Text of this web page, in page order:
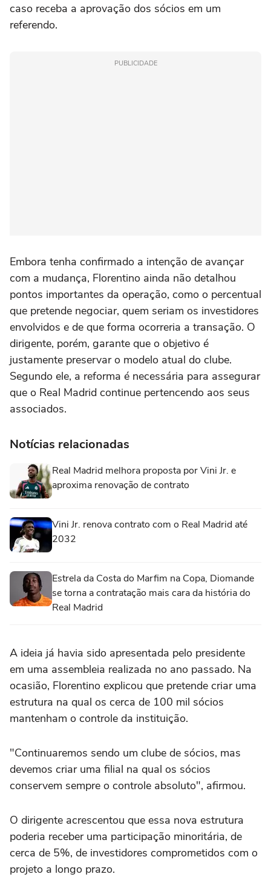
caso receba a aprovação dos sócios em um
referendo.
PUBLICIDADE
Embora tenha confirmado a intenção de avançar
com a mudança, Florentino ainda não detalhou
pontos importantes da operação, como o percentual
que pretende negociar, quem seriam os investidores
envolvidos e de que forma ocorreria a transação. O
dirigente, porém, garante que o objetivo é
justamente preservar o modelo atual do clube.
Segundo ele, a reforma é necessária para assegurar
que o Real Madrid continue pertencendo aos seus
associados.
Notícias relacionadas
Real Madrid melhora proposta por Vini Jr. e
aproxima renovação de contrato
Vini Jr. renova contrato com o Real Madrid até
2032
Estrela da Costa do Marfim na Copa, Diomande
se torna a contratação mais cara da história do
Real Madrid
A ideia já havia sido apresentada pelo presidente
em uma assembleia realizada no ano passado. Na
ocasião, Florentino explicou que pretende criar uma
estrutura na qual os cerca de 100 mil sócios
mantenham o controle da instituição.
"Continuaremos sendo um clube de sócios, mas
devemos criar uma filial na qual os sócios
conservem sempre o controle absoluto", afirmou.
O dirigente acrescentou que essa nova estrutura
poderia receber uma participação minoritária, de
cerca de 5%, de investidores comprometidos com o
projeto a longo prazo.